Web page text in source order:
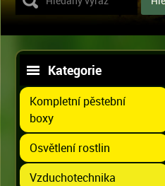
Kategorie
Kompletní pěstební
boxy
Osvětlení rostlin
Vzduchotechnika